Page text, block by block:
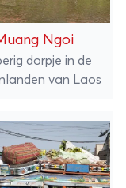
Ngoi
dorpje in de
van Laos